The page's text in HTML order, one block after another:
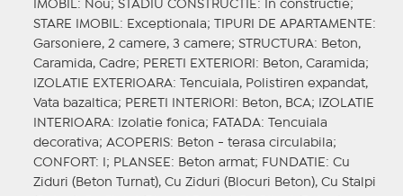
IMOBIL : Nou; STADIU CONSTRUCTIE : In constructie;
STARE IMOBIL : Exceptionala; TIPURI DE APARTAMENTE :
Garsoniere, 2 camere, 3 camere; STRUCTURA: Beton,
Caramida, Cadre; PERETI EXTERIORI : Beton, Caramida;
IZOLATIE EXTERIOARA: Tencuiala, Polistiren expandat,
Vata bazaltica; PERETI INTERIORI : Beton, BCA;
IZOLATIE
INTERIOARA: Izolatie fonica; FATADA: Tencuiala
decorativa; ACOPERIS: Beton - terasa circulabila;
CONFORT : I; PLANSEE : Beton armat; FUNDATIE : Cu
Ziduri (Beton Turnat), Cu Ziduri (Blocuri Beton), Cu Stalpi